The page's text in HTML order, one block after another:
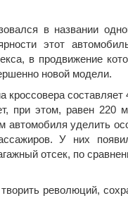
в названии
этот
в продвижение
новой модели.
кроссовера составляет
при этом, равен 220
автомобиля уделить
У них
отсек, по
революций,